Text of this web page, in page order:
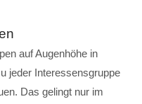
auf Augenhöhe in
jeder Interessensgruppe
Das gelingt nur im